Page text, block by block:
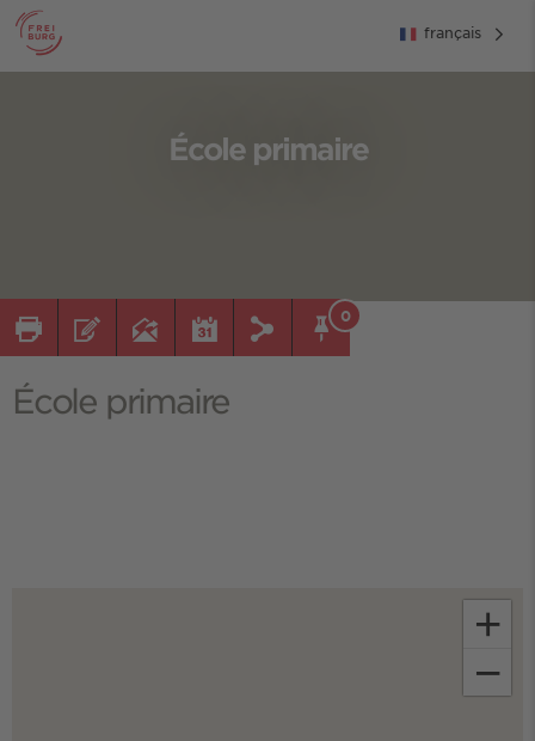
français
École primaire
0
École primaire
+
−